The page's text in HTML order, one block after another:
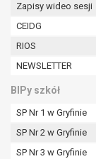
Zapisy wideo sesji
CEIDG
RIOS
NEWSLETTER
BIPy szkół
SP Nr 1 w Gryfinie
SP Nr 2 w Gryfinie
SP Nr 3 w Gryfinie
Cofnięcie
organu
Organem
Prezes
W